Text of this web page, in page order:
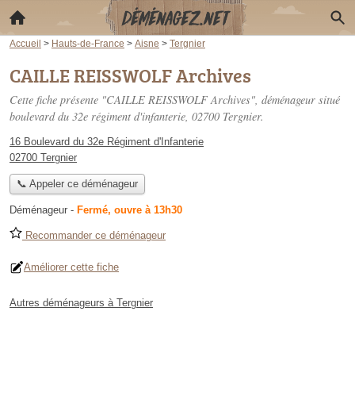
Accueil > Hauts-de-France > Aisne > Tergnier
CAILLE REISSWOLF Archives
Cette fiche présente "CAILLE REISSWOLF Archives", déménageur situé
boulevard du 32e régiment d'infanterie, 02700 Tergnier.
16 Boulevard du 32e Régiment d'Infanterie
02700 Tergnier
📞 Appeler ce déménageur
Déménageur - Fermé, ouvre à 13h30
Recommander ce déménageur
Améliorer cette fiche
Autres déménageurs à Tergnier